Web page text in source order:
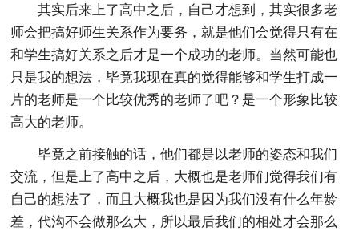
其实后来上了高中之后，自己才想到，其实很多老
师会把搞好师生关系作为要务，就是他们会觉得只有在
和学生搞好关系之后才是一个成功的老师。当然可能也
只是我的想法，毕竟我现在真的觉得能够和学生打成一
片的老师是一个比较优秀的老师了吧？是一个形象比较
高大的老师。
毕竟之前接触的话，他们都是以老师的姿态和我们
交流，但是上了高中之后，大概也是老师们觉得我们有
自己的想法了，而且大概我也是因为我们没有什么年龄
差，代沟不会做那么大，所以最后我们的相处才会那么